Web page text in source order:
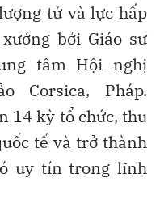
tử và lực hấp
bởi Giáo sư
tâm Hội nghị
Corsica, Pháp.
14 kỳ tổ chức, thu
tế và trở thành
uy tín trong lĩnh